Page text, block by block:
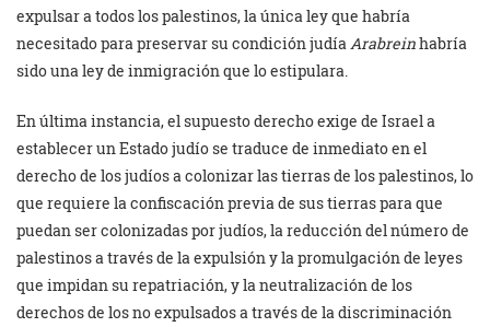
expulsar a todos los palestinos, la única ley que habría
necesitado para preservar su condición judía Arabreinhabría
sido una ley de inmigración que lo estipulara.
En última instancia, el supuesto derecho exige de Israel a
establecer un Estado judío se traduce de inmediato en el
derecho de los judíos a colonizar las tierras de los palestinos, lo
que requiere la confiscación previa de sus tierras para que
puedan ser colonizadas por judíos, la reducción del número de
palestinos a través de la expulsión y la promulgación de leyes
que impidan su repatriación, y la neutralización de los
derechos de los no expulsados ​​a través de la discriminación